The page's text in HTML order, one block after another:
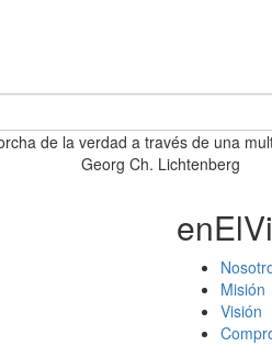
de la verdad a través de una
Georg Ch. Lichtenberg
Misión
Visión